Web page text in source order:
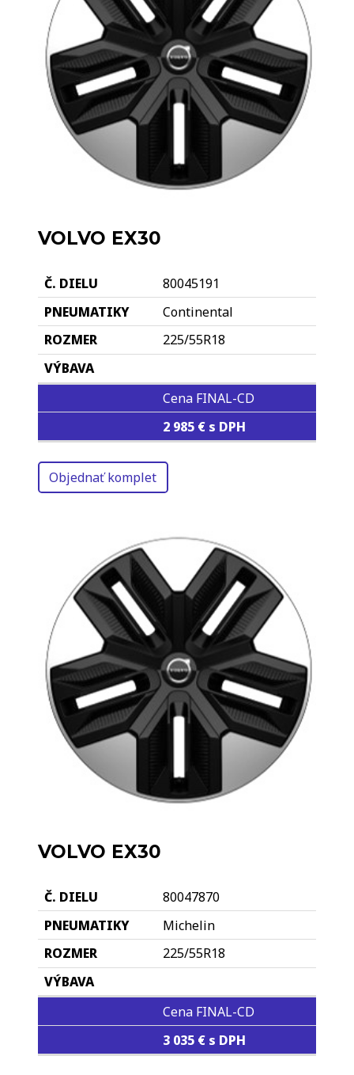
VOLVO EX30
80045191
Continental
225/55R18
Cena FINAL-CD
2 985 € s DPH
Objednať komplet
VOLVO EX30
80047870
Michelin
225/55R18
Cena FINAL-CD
3 035 € s DPH